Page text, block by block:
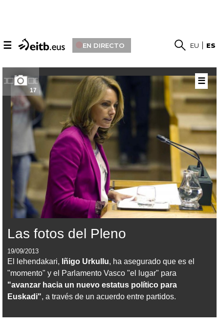
☰ EN DIRECTO EU ES
17
Las fotos del Pleno
19/09/2013
El lehendakari, Iñigo Urkullu, ha asegurado que es el
"momento" y el Parlamento Vasco "el lugar" para
"avanzar hacia un nuevo estatus político para
Euskadi", a través de un acuerdo entre partidos.
☰